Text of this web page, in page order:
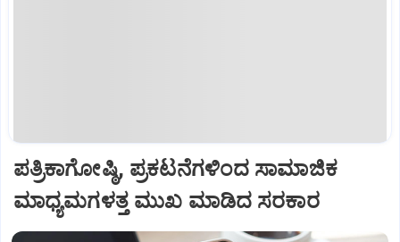
ಪತ್ರಿಕಾಗೋಷ್ಠಿ, ಪ್ರಕಟನೆಗಳಿಂದ ಸಾಮಾಜಿಕ
ಮಾಧ್ಯಮಗಳತ್ತ ಮುಖ ಮಾಡಿದ ಸರಕಾರ